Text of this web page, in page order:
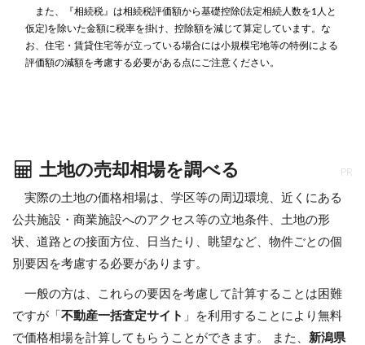
また、『相続税』は相続税評価額から基礎控除(法定相続人数を1人と
仮定)を除いた金額に税率を掛け、控除額を減じて算定しています。な
お、住宅・賃貸住宅等が立っている場合には小規模宅地等の特例による
評価額の減額を考慮する必要がある点にご注意ください。
土地の売却相場を調べる PR
実際の土地の価格相場は、学区等の周辺環境、近くにある
公共施設・商業施設へのアクセス等の立地条件、土地の形
状、道路との接面方位、日当たり、眺望など、物件ごとの個
別要因を考慮する必要があります。
一般の方は、これらの要因を考慮して計算することは困難
ですが「 不動産一括査定サイト 」を利用することにより無料
で価格相場を計算してもらうことができます。 また、 新潟県